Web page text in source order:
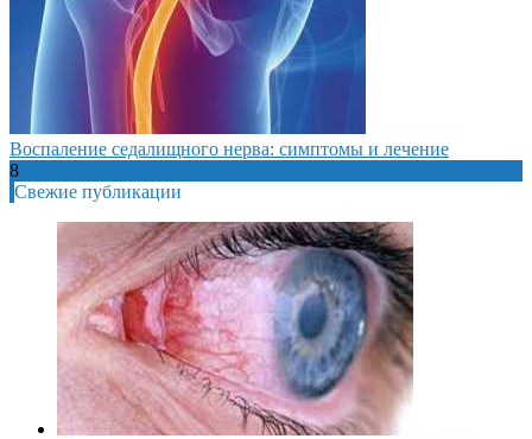
Воспаление седалищного нерва: симптомы и лечение
8
Свежие публикации